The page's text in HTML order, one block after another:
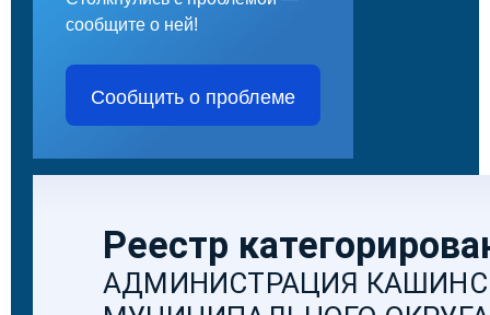
сообщите о ней!
Сообщить о проблеме